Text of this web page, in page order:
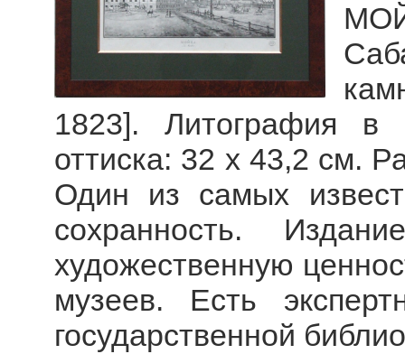
1823]. Литография в
оттиска: 32 х 43,2 см.
Один из самых
сохранность.
художественную
музеев. Есть
государственной